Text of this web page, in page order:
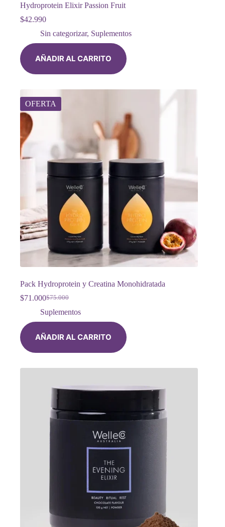
Hydroprotein Elixir Passion Fruit
$42.990
Sin categorizar, Suplementos
AÑADIR AL CARRITO
OFERTA
Pack Hydroprotein y Creatina Monohidratada
$75.000
El
precio
original
$75.000.
$71.000El
precio
actual
$71.000.
Suplementos
AÑADIR AL CARRITO